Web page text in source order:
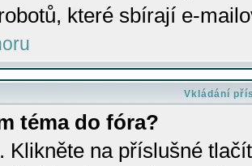
které sbírají e-
Vkládání
téma do fóra?
Klikněte na příslušné